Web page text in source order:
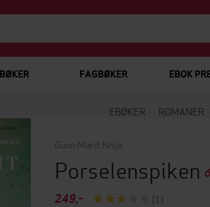
FAGBØKER EBOK
EBØKER ROMANER
Gunn Marit Nisja
Porselenspiken
249,-
(1)